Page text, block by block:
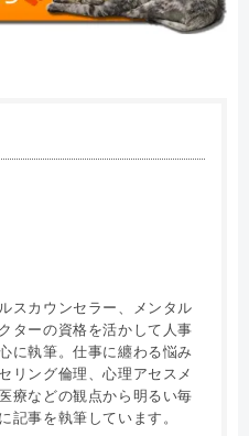
スカウンセラー、メンタル
ターの資格を活かして人事
に執筆。仕事に纏わる悩み
リング倫理、心理アセスメ
療などの観点から明るい毎
記事を執筆しています。